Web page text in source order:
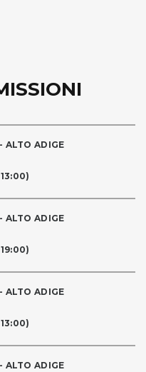
ALTO ADIGE
ALTO ADIGE
ALTO ADIGE
ALTO ADIGE